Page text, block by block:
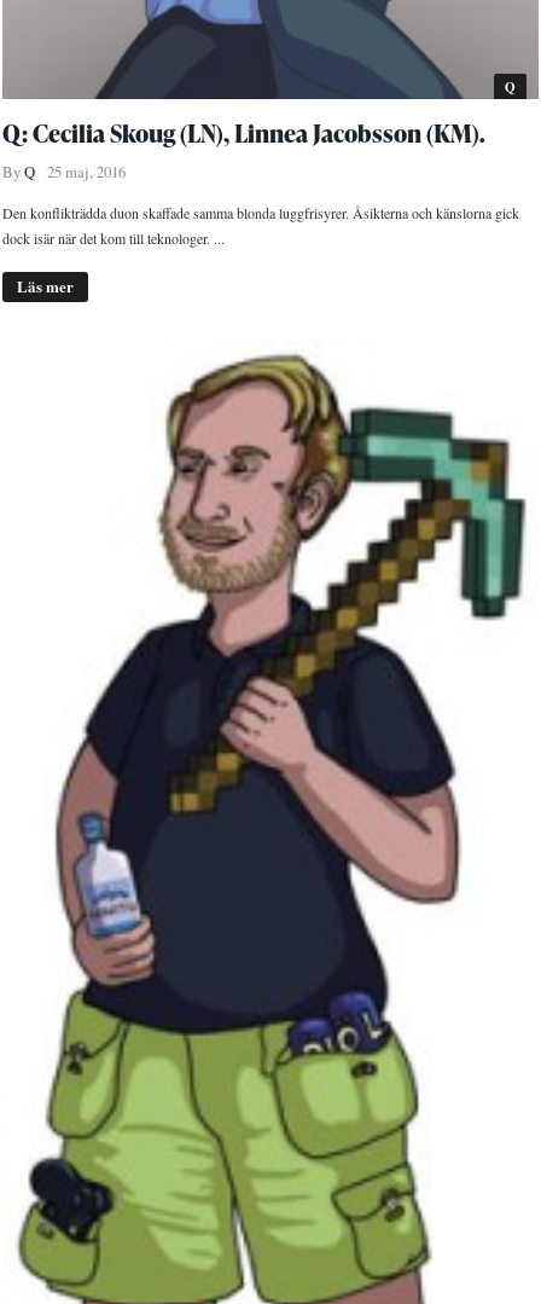
Q
Q: Cecilia Skoug (LN), Linnea Jacobsson (KM).
ByQ 25 maj, 2016
Den konflikträdda duon skaffade samma blonda luggfrisyrer. Åsikterna och känslorna gick
dock isär när det kom till teknologer. ...
Läs mer